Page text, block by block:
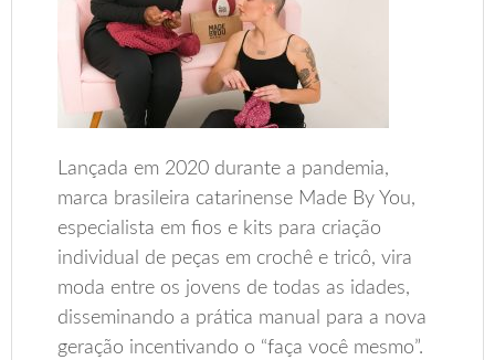
Lançada em 2020 durante a pandemia,
marca brasileira catarinense Made By You,
especialista em fios e kits para criação
individual de peças em crochê e tricô, vira
moda entre os jovens de todas as idades,
disseminando a prática manual para a nova
geração incentivando o “faça você mesmo”.